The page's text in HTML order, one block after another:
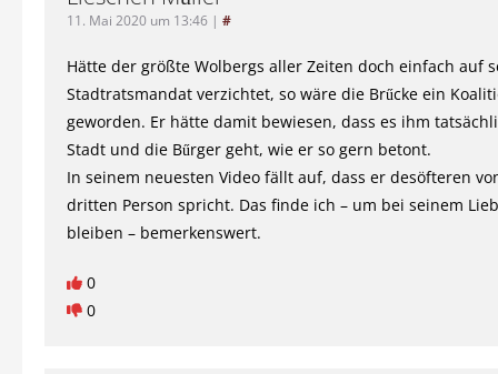
11. Mai 2020 um 13:46 | #
Hätte der größte Wolbergs aller Zeiten doch einfach auf
Stadtratsmandat verzichtet, so wäre die Brűcke ein
geworden. Er hätte damit bewiesen, dass es ihm
Stadt und die Bűrger geht, wie er so gern betont.
In seinem neuesten Video fällt auf, dass er desöfteren
dritten Person spricht. Das finde ich – um bei seinem
bleiben – bemerkenswert.
0
0